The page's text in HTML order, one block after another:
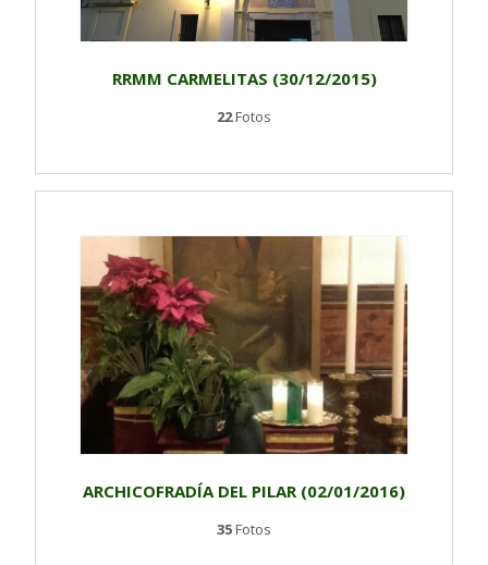
RRMM CARMELITAS (30/12/2015)
22Fotos
ARCHICOFRADÍA DEL PILAR (02/01/2016)
35Fotos